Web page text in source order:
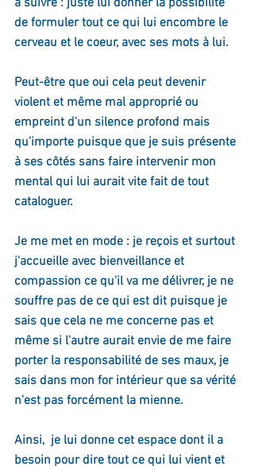
à suivre : juste lui donner la possibilité
de formuler tout ce qui lui encombre le
cerveau et le coeur, avec ses mots à lui.
Peut-être que oui cela peut devenir
violent et même mal approprié ou
empreint d'un silence profond mais
qu'importe puisque que je suis présente
à ses côtés sans faire intervenir mon
mental qui lui aurait vite fait de tout
cataloguer.
Je me met en mode : je reçois et surtout
j'accueille avec bienveillance et
compassion ce qu'il va me délivrer, je ne
souffre pas de ce qui est dit puisque je
sais que cela ne me concerne pas et
même si l'autre aurait envie de me faire
porter la responsabilité de ses maux, je
sais dans mon for intérieur que sa vérité
n'est pas forcément la mienne.
Ainsi,  je lui donne cet espace dont il a
besoin pour dire tout ce qui lui vient et